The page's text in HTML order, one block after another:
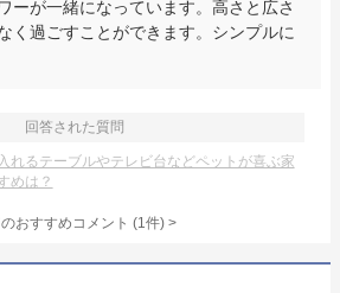
ーが一緒になっています。高さと広さ
く過ごすことができます。シンプルに
回答された質問
れるテーブルやテレビ台などペットが喜ぶ家
めは？
おすすめコメント (1件) >